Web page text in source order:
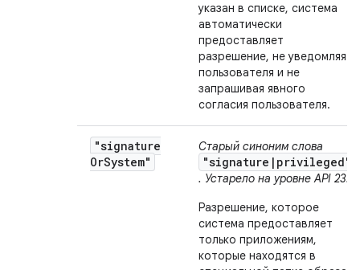
указан в списке, система
автоматически
предоставляет
разрешение, не уведомляя
пользователя и не
запрашивая явного
согласия пользователя.
"signature
OrSystem"
Старый синоним слова
"signature|privileged"
. Устарело на уровне API 23.
Разрешение, которое
система предоставляет
только приложениям,
которые находятся в